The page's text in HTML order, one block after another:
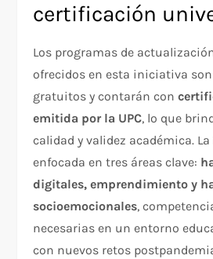
certificación
Los programas de
ofrecidos en esta iniciativa
gratuitos y contarán con
emitida por la UPC, lo que
calidad y validez académica.
enfocada en tres áreas clave:
digitales, emprendimiento y
socioemocionales,
necesarias en un entorno
con nuevos retos